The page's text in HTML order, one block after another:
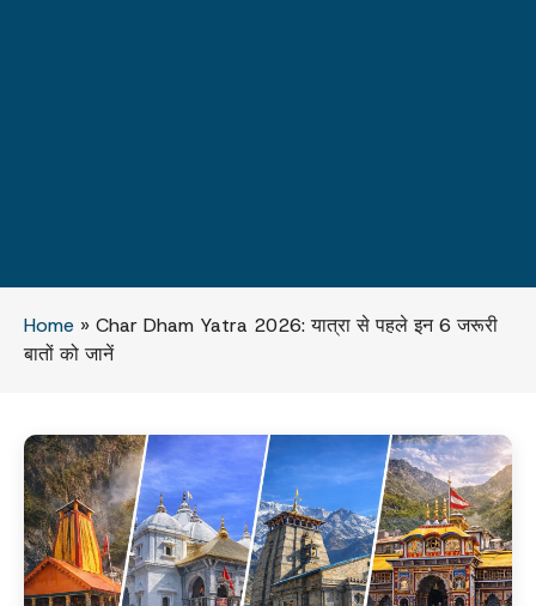
Home » Char Dham Yatra 2026: यात्रा से पहले इन 6 जरूरी
बातों को जानें